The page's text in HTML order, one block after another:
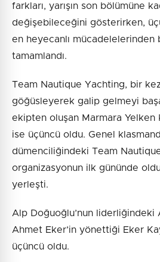
farkları, yarışın son bölümüne
değişebileceğini gösterirken,
en heyecanlı mücadelelerinden
tamamlandı.
Team Nautique Yachting, bir
göğüsleyerek galip gelmeyi
ekipten oluşan Marmara Yelken
ise üçüncü oldu. Genel
dümenciliğindeki Team
organizasyonun ilk gününde
yerleşti.
Alp Doğuoğlu’nun liderliğindeki
Ahmet Eker’in yönettiği Eker
üçüncü oldu.